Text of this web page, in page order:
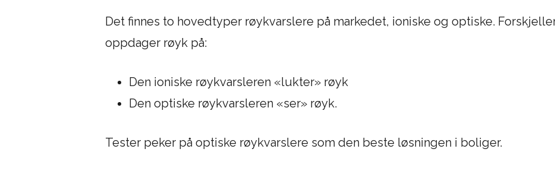
Det finnes to hovedtyper røykvarslere på markedet, ioniske og optiske.
oppdager røyk på:
Den ioniske røykvarsleren «lukter» røyk
Den optiske røykvarsleren «ser» røyk.
Tester peker på optiske røykvarslere som den beste løsningen i boliger.